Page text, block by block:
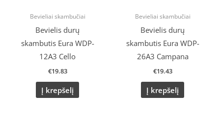
Bevieliai skambučiai
Bevielis durų
skambutis Eura WDP-
12A3 Cello
€19.83
Į krepšelį
Bevieliai skambučiai
Bevielis durų
skambutis Eura WDP-
26A3 Campana
€19.43
Į krepšelį